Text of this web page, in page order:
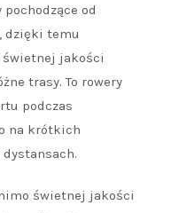
pochodzące od
dzięki temu
świetnej jakości
trasy. To rowery
podczas
na krótkich
świetnej jakości